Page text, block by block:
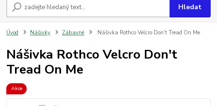
Hledat
Úvod Nášivky Zábavné Nášivka Rothco Velcro Don't Tread On Me
Nášivka Rothco Velcro Don't
Tread On Me
Akce